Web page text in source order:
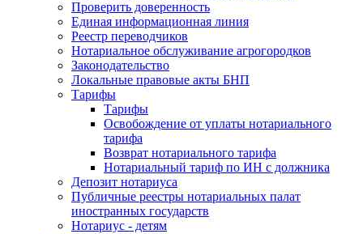
Проверить доверенность
Единая информационная линия
Реестр переводчиков
Нотариальное обслуживание агрогородков
Законодательство
Локальные правовые акты БНП
Тарифы
Тарифы
Освобождение от уплаты нотариального
тарифа
Возврат нотариального тарифа
Нотариальный тариф по ИН с должника
Депозит нотариуса
Публичные реестры нотариальных палат
иностранных государств
Нотариус - детям